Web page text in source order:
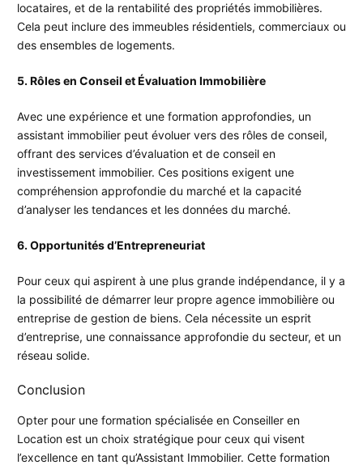
locataires, et de la rentabilité des propriétés immobilières.
Cela peut inclure des immeubles résidentiels, commerciaux ou
des ensembles de logements.
5. Rôles en Conseil et Évaluation Immobilière
Avec une expérience et une formation approfondies, un
assistant immobilier peut évoluer vers des rôles de conseil,
offrant des services d’évaluation et de conseil en
investissement immobilier. Ces positions exigent une
compréhension approfondie du marché et la capacité
d’analyser les tendances et les données du marché.
6. Opportunités d’Entrepreneuriat
Pour ceux qui aspirent à une plus grande indépendance, il y a
la possibilité de démarrer leur propre agence immobilière ou
entreprise de gestion de biens. Cela nécessite un esprit
d’entreprise, une connaissance approfondie du secteur, et un
réseau solide.
Conclusion
Opter pour une formation spécialisée en Conseiller en
Location est un choix stratégique pour ceux qui visent
l’excellence en tant qu’Assistant Immobilier. Cette formation